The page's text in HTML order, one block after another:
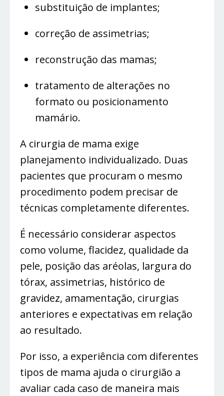
substituição de implantes;
correção de assimetrias;
reconstrução das mamas;
tratamento de alterações no
formato ou posicionamento
mamário.
A cirurgia de mama exige
planejamento individualizado. Duas
pacientes que procuram o mesmo
procedimento podem precisar de
técnicas completamente diferentes.
É necessário considerar aspectos
como volume, flacidez, qualidade da
pele, posição das aréolas, largura do
tórax, assimetrias, histórico de
gravidez, amamentação, cirurgias
anteriores e expectativas em relação
ao resultado.
Por isso, a experiência com diferentes
tipos de mama ajuda o cirurgião a
avaliar cada caso de maneira mais